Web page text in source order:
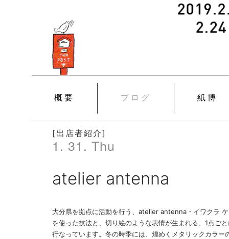
CONTENT
概要 ブログ 紙博
[出店者紹介]
1. 31. Thu
atelier antenna
大分県を拠点に活動を行う、atelier antenna・イワクラ
を使った技法と、切り絵のような表情が生まれる、1点ご
行なっています。冬の時季には、煌めくメタリックカラ